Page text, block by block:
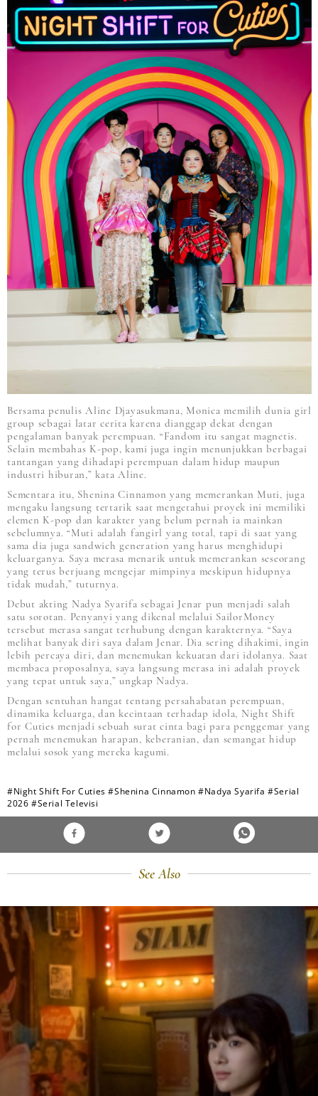
Bersama penulis Aline Djayasukmana, Monica memilih dunia girl
group sebagai latar cerita karena dianggap dekat dengan
pengalaman banyak perempuan. “Fandom itu sangat magnetis.
Selain membahas K-pop, kami juga ingin menunjukkan berbagai
tantangan yang dihadapi perempuan dalam hidup maupun
industri hiburan,” kata Aline.
Sementara itu, Shenina Cinnamon yang memerankan Muti, juga
mengaku langsung tertarik saat mengetahui proyek ini memiliki
elemen K-pop dan karakter yang belum pernah ia mainkan
sebelumnya. “Muti adalah fangirl yang total, tapi di saat yang
sama dia juga sandwich generation yang harus menghidupi
keluarganya. Saya merasa menarik untuk memerankan seseorang
yang terus berjuang mengejar mimpinya meskipun hidupnya
tidak mudah,” tuturnya.
Debut akting Nadya Syarifa sebagai Jenar pun menjadi salah
satu sorotan. Penyanyi yang dikenal melalui SailorMoney
tersebut merasa sangat terhubung dengan karakternya. “Saya
melihat banyak diri saya dalam Jenar. Dia sering dihakimi, ingin
lebih percaya diri, dan menemukan kekuatan dari idolanya. Saat
membaca proposalnya, saya langsung merasa ini adalah proyek
yang tepat untuk saya,” ungkap Nadya.
Dengan sentuhan hangat tentang persahabatan perempuan,
dinamika keluarga, dan kecintaan terhadap idola, Night Shift
for Cuties menjadi sebuah surat cinta bagi para penggemar yang
pernah menemukan harapan, keberanian, dan semangat hidup
melalui sosok yang mereka kagumi.
#Night Shift For Cuties #Shenina Cinnamon #Nadya Syarifa #Serial
2026 #Serial Televisi
See Also